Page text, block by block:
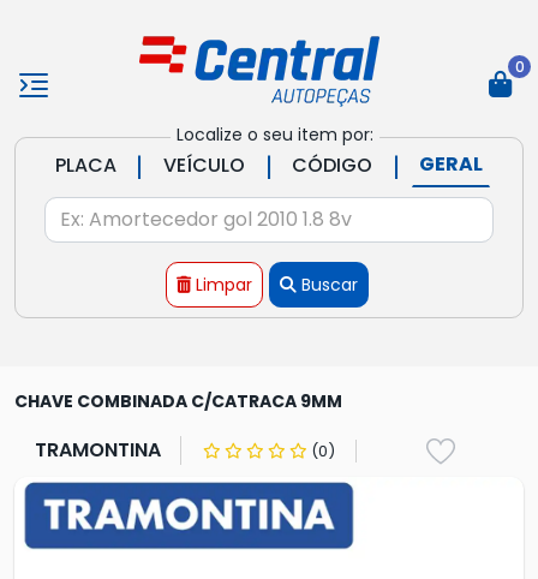
Localize o seu item por:
PLACA | VEÍCULO | CÓDIGO | GERAL
Limpar Buscar
0
CHAVE COMBINADA C/CATRACA 9MM
TRAMONTINA (0)